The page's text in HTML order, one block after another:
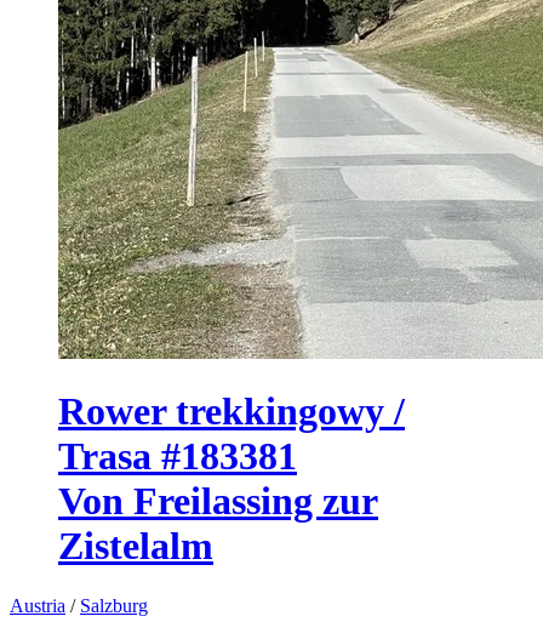
Rower trekkingowy /
Trasa #183381
Von Freilassing zur
Zistelalm
Austria / Salzburg